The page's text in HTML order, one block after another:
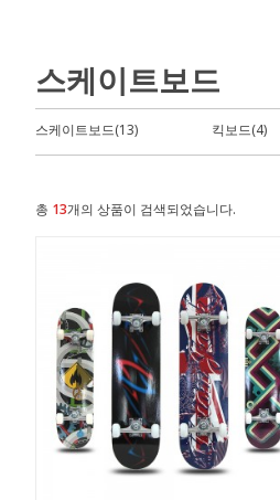
스케이트보드
스케이트보드(13) 킥보드(4)
총 13개의 상품이 검색되었습니다.